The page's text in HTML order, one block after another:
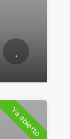
Ya abierto